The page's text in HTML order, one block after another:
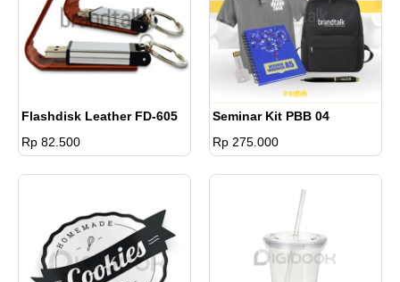
Flashdisk Leather FD-605
Rp 82.500
Seminar Kit PBB 04
Rp 275.000